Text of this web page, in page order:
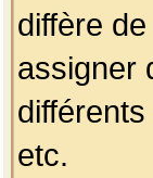
diffère
assigner
etc.